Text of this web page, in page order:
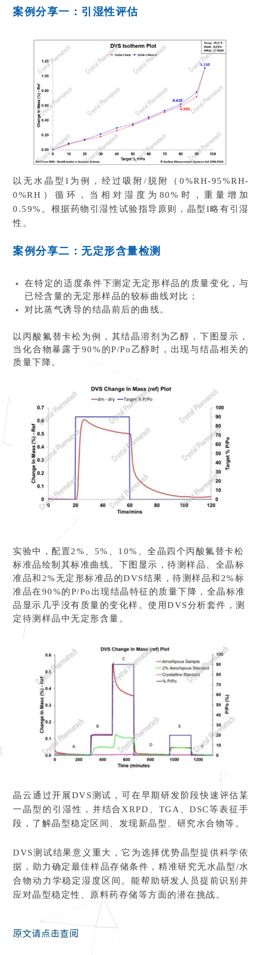
案例分享一： 引湿性评估
以无水晶型I为例，经过吸附/脱附（0%RH-95%RH-
0%RH）循环，当相对湿度为80%时，重量增加
0.59%。根据药物引湿性试验指导原则，晶型I略有引湿
性。
案例分享二：无定形含量检测
在特定的适度条件下测定无定形样品的质量变化，与
已经含量的无定形样品的较标曲线对比；
对比蒸气诱导的结晶前后的曲线。
以丙酸氟替卡松为例，其结晶溶剂为乙醇，下图显示，
当化合物暴露于90%的P/Po乙醇时，出现与结晶相关的
质量下降。
实验中，配置2%、5%、10%、全晶四个丙酸氟替卡松
标准品绘制其标准曲线。下图显示，待测样品、全晶标
准品和2%无定形标准品的DVS结果，待测样品和2%标
准品在90%的P/Po出现结晶特征的质量下降，全晶标准
品显示几乎没有质量的变化样。使用DVS分析套件，测
定待测样品中无定形含量。
晶云通过开展DVS测试，可在早期研发阶段快速评估某
一晶型的引湿性，并结合XRPD、TGA、DSC等表征手
段，了解晶型稳定区间、发现新晶型、研究水合物等。
DVS测试结果意义重大，它为选择优势晶型提供科学依
据，助力确定最佳样品存储条件，精准研究无水晶型/水
合物动力学稳定湿度区间。能帮助研发人员提前识别并
应对晶型稳定性、原料药存储等方面的潜在挑战。
原文请点击查阅